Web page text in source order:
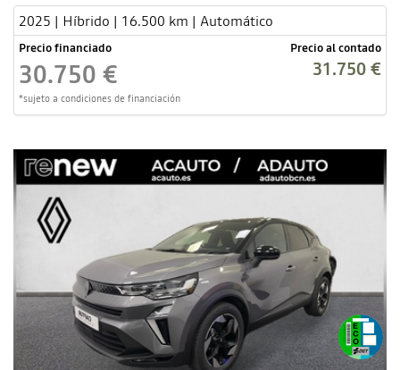
2025 | Híbrido | 16.500 km | Automático
Precio financiado
30.750 €
*sujeto a condiciones de financiación
Precio al contado
31.750 €